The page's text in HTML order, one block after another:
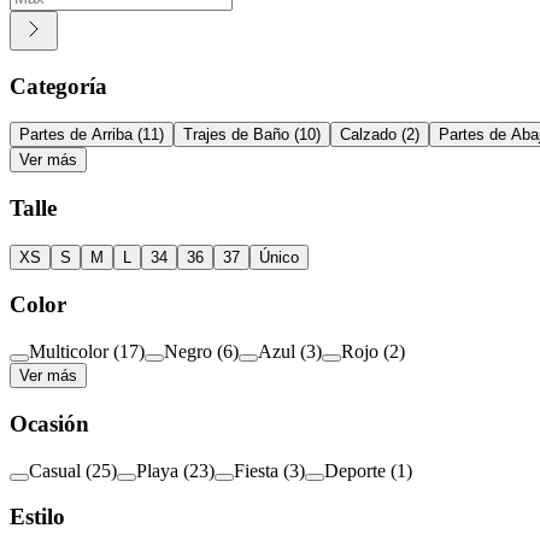
Categoría
Partes de Arriba (11) Trajes de Baño (10) Calzado (2) Partes de
Ver más
Talle
XS S M 34 36 37 Único
Color
Multicolor (17) Negro (6) Azul (3) Rojo (2)
Ver más
Ocasión
Casual (25) Playa (23) Fiesta (3) Deporte (1)
Estilo